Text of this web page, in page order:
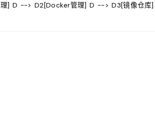
] D --> D2[Docker管理] D --> D3[镜像仓库]